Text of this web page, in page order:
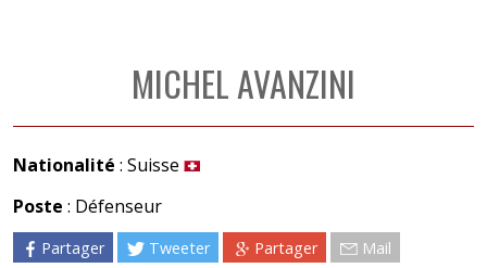
MICHEL AVANZINI
Nationalité : Suisse
Poste : Défenseur
Partager Tweeter Partager Mail